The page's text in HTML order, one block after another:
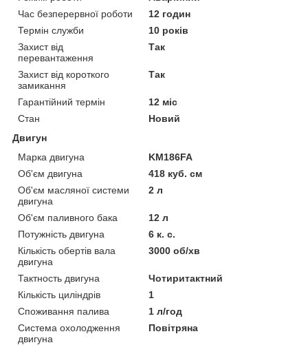
Час безперервної роботи
12 годин
Термін служби
10 років
Захист від
перевантаження
Так
Захист від короткого
замикання
Так
Гарантійний термін
12 міс
Стан
Новий
Двигун
Марка двигуна
KM186FA
Об'єм двигуна
418 куб. см
Об'єм масляної системи
двигуна
2 л
Об'єм паливного бака
12 л
Потужність двигуна
6 к. с.
Кількість обертів вала
двигуна
3000 об/хв
Тактность двигуна
Чотиритактний
Кількість циліндрів
1
Споживання палива
1 л/год
Система охолодження
двигуна
Повітряна